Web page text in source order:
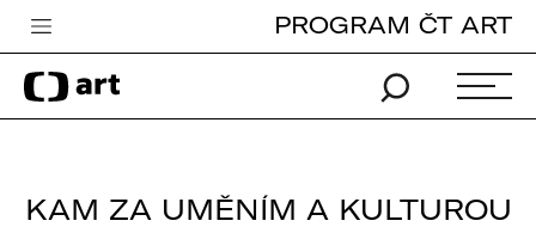
Česká televize
Zpravodajství
iVysílání
PROGRAM ČT ART
KAM ZA UMĚNÍM A KULTUROU